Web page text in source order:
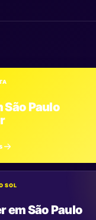
São Paulo
SOL
em São Paulo